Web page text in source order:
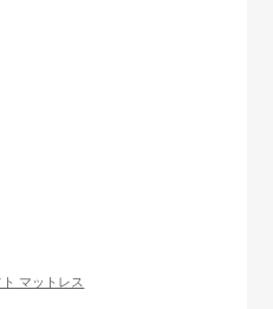
マットレス